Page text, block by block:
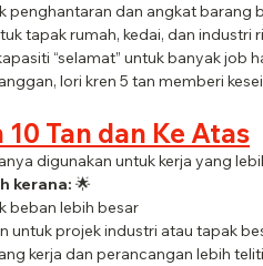
penghantaran dan angkat barang
tapak rumah, kedai, dan industri
“selamat” untuk banyak job
lori kren 5 tan memberi
Tan dan Ke Atas
digunakan untuk kerja yang
kerana: 🌟
beban lebih besar
untuk projek industri atau tapak
kerja dan perancangan lebih teliti